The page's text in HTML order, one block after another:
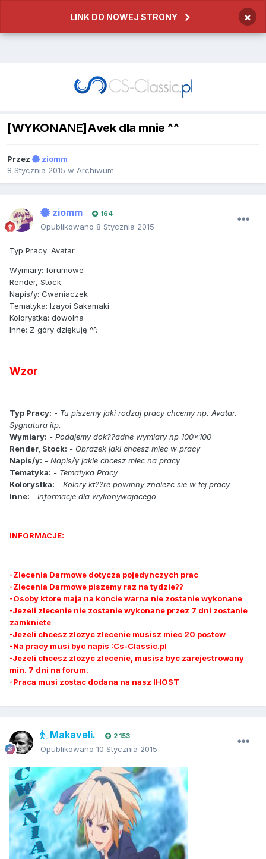
LINK DO NOWEJ STRONY ×
[WYKONANE]Avek dla mnie ^^
Przez
ziomm
8 Stycznia 2015 w Archiwum
ziomm 164
Opublikowano 8 Stycznia 2015
Typ Pracy: Avatar
Wymiary: forumowe
Render, Stock: --
Napis/y: Cwaniaczek
Tematyka: Izayoi Sakamaki
Kolorystka: dowolna
Inne: Z góry dziękuję ^^.
Wzor
Typ Pracy: - Tu piszemy jaki rodzaj pracy chcemy np. Avatar,
Sygnatura itp.
Wymiary: - Podajemy dok??adne wymiary np 100x100
Render, Stock: - Obrazek jaki chcesz miec w pracy
Napis/y: - Napis/y jakie chcesz miec na pracy
Tematyka: - Tematyka Pracy
Kolorystka: - Kolory kt??re powinny znalezc sie w tej pracy
Inne: - Informacje dla wykonywajacego
INFORMACJE:
-Zlecenia Darmowe dotycza pojedynczych prac
-Zlecenia Darmowe piszemy raz na tydzie??
-Osoby ktore maja na koncie warna nie zostanie wykonane
-Jezeli zlecenie nie zostanie wykonane przez 7 dni zostanie
zamkniete
-Jezeli chcesz zlozyc zlecenie musisz miec 20 postow
-Na pracy musi byc napis :Cs-Classic.pl
-Jezeli chcesz zlozyc zlecenie, musisz byc zarejestrowany
min. 7 dni na forum.
-Praca musi zostac dodana na nasz IHOST
Makaveli. 2 153
Opublikowano 10 Stycznia 2015